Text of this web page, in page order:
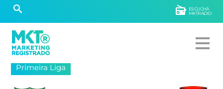
ESCUCHÁ
MKTRADIO
Primeira Liga